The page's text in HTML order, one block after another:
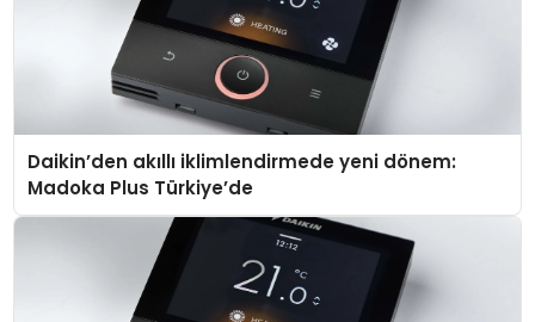
Daikin’den akıllı iklimlendirmede yeni dönem:
Madoka Plus Türkiye’de